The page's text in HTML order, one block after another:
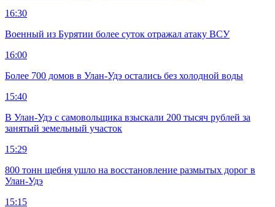
16:30
Военный из Бурятии более суток отражал атаку ВСУ
16:00
Более 700 домов в Улан-Удэ остались без холодной воды
15:40
В Улан-Удэ с самовольщика взыскали 200 тысяч рублей за
занятый земельный участок
15:29
800 тонн щебня ушло на восстановление размытых дорог в
Улан-Удэ
15:15